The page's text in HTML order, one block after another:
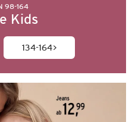
98-164
Kids
134-164